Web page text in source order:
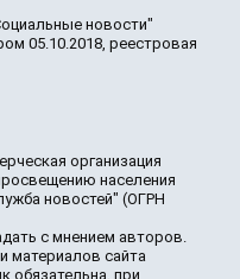
новости"
05.10.2018, реестровая
организация
населения
новостей" (ОГРН
с мнением авторов.
материалов сайта
обязательна, при